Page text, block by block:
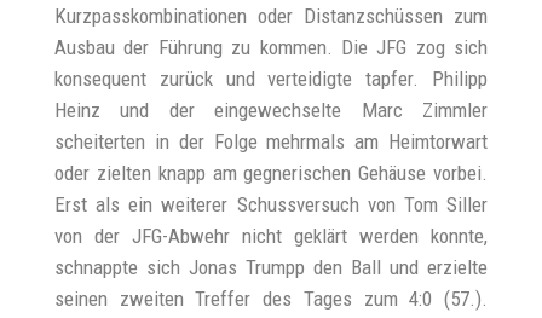
Kurzpasskombinationen oder Distanzschüssen zum
Ausbau der Führung zu kommen. Die JFG zog sich
konsequent zurück und verteidigte tapfer. Philipp
Heinz und der eingewechselte Marc Zimmler
scheiterten in der Folge mehrmals am Heimtorwart
oder zielten knapp am gegnerischen Gehäuse vorbei.
Erst als ein weiterer Schussversuch von Tom Siller
von der JFG-Abwehr nicht geklärt werden konnte,
schnappte sich Jonas Trumpp den Ball und erzielte
seinen zweiten Treffer des Tages zum 4:0 (57.).